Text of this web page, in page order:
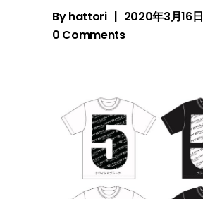
Byhattori
2020年3月16日
0 Comments